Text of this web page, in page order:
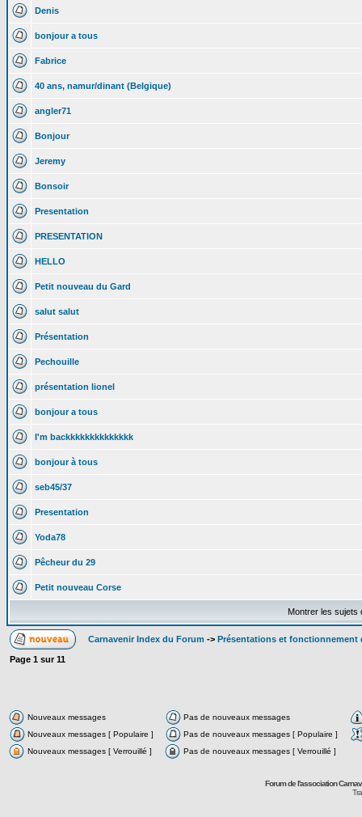
Denis
bonjour a tous
Fabrice
40 ans, namur/dinant (Belgique)
angler71
Bonjour
Jeremy
Bonsoir
Presentation
PRESENTATION
HELLO
Petit nouveau du Gard
salut salut
Présentation
Pechouille
présentation lionel
bonjour a tous
I'm backkkkkkkkkkkkkk
bonjour à tous
seb45/37
Presentation
Yoda78
Pêcheur du 29
Petit nouveau Corse
Montrer les sujets
Carnavenir Index du Forum -> Présentations et fonctionnement
Page 1 sur11
Nouveaux messages
Pas de nouveaux messages
Nouveaux messages [ Populaire ]
Pas de nouveaux messages [ Populaire ]
Nouveaux messages [ Verrouillé ]
Pas de nouveaux messages [ Verrouillé ]
Forum de l'association